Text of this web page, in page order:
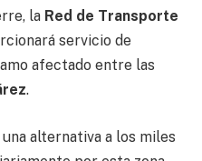
la Red de Transporte
servicio de
afectado entre las
.
alternativa a los miles